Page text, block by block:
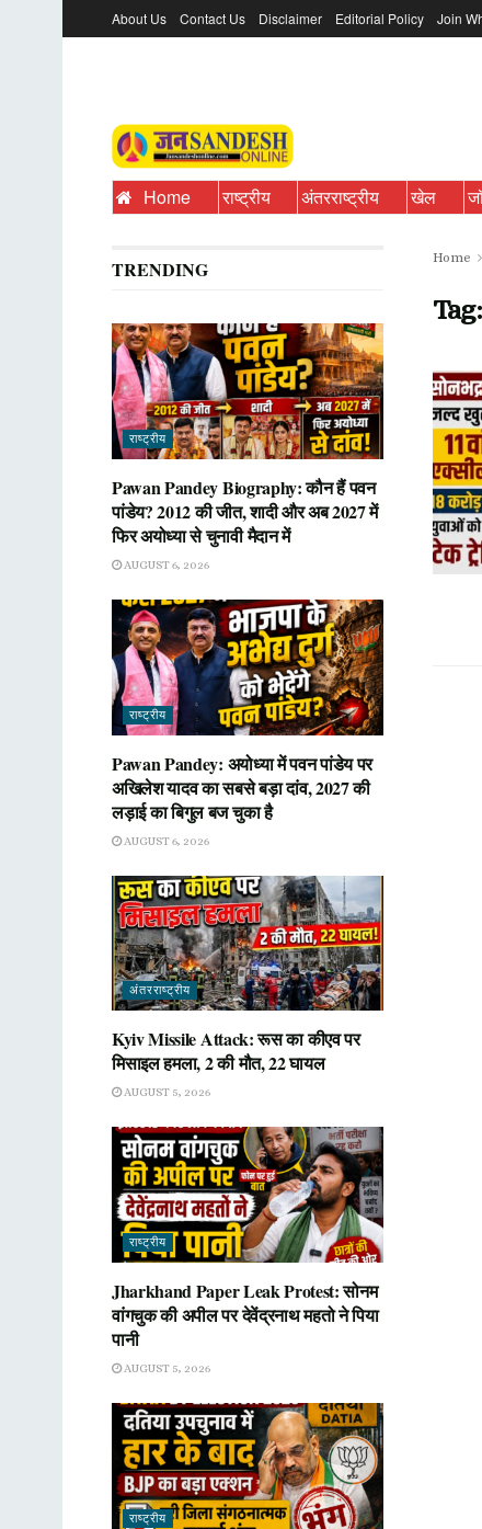
About Us Contact Us Disclaimer Editorial Policy Join
Home राष्ट्रीय अंतरराष्ट्रीय खेल
Home
Tag:
TRENDING
राष्ट्रीय
Pawan Pandey Biography: कौन हैं पवन
पांडेय? 2012 की जीत, शादी और अब 2027 में
फिर अयोध्या से चुनावी मैदान में
AUGUST 6, 2026
राष्ट्रीय
Pawan Pandey: अयोध्या में पवन पांडेय पर
अखिलेश यादव का सबसे बड़ा दांव, 2027 की
लड़ाई का बिगुल बज चुका है
AUGUST 6, 2026
अंतरराष्ट्रीय
Kyiv Missile Attack: रूस का कीएव पर
मिसाइल हमला, 2 की मौत, 22 घायल
AUGUST 5, 2026
राष्ट्रीय
Jharkhand Paper Leak Protest: सोनम
वांगचुक की अपील पर देवेंद्रनाथ महतो ने पिया
पानी
AUGUST 5, 2026
राष्ट्रीय